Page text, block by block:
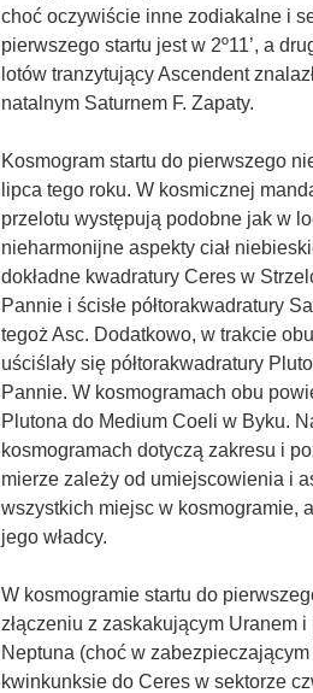
choć oczywiście inne zodiakalne i
pierwszego startu jest w 2º11’, a
lotów tranzytujący Ascendent
natalnym Saturnem F. Zapaty.
Kosmogram startu do pierwszego
lipca tego roku. W kosmicznej
przelotu występują podobne jak w
nieharmonijne aspekty ciał
dokładne kwadratury Ceres w
Pannie i ścisłe półtorakwadratury
tegoż Asc. Dodatkowo, w trakcie
uściślały się półtorakwadratury
Pannie. W kosmogramach obu
Plutona do Medium Coeli w Byku.
kosmogramach dotyczą zakresu i
mierze zależy od umiejscowienia i
wszystkich miejsc w kosmogramie,
jego władcy.
W kosmogramie startu do
złączeniu z zaskakującym Uranem
Neptuna (choć w
kwinkunksie do Ceres w sektorze